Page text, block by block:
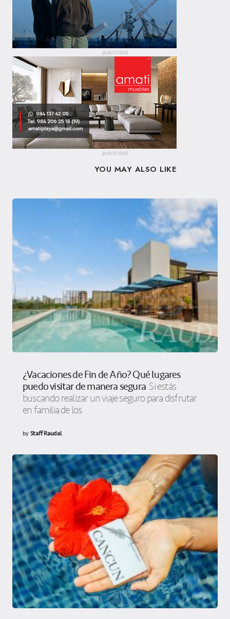
publicidad
publicidad
YOU MAY ALSO LIKE
¿Vacaciones de Fin de Año? Qué lugares
puedo visitar de manera segura Si estás
buscando realizar un viaje seguro para disfrutar
en familia de los
byStaff Raudal